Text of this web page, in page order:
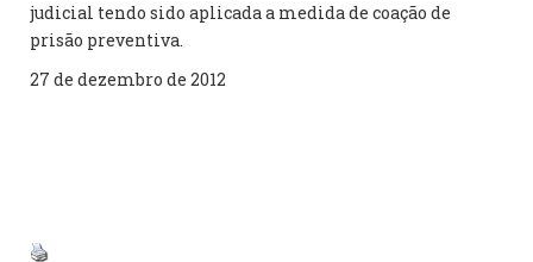
judicial tendo sido aplicada a medida de coação de
prisão preventiva.
27 de dezembro de 2012